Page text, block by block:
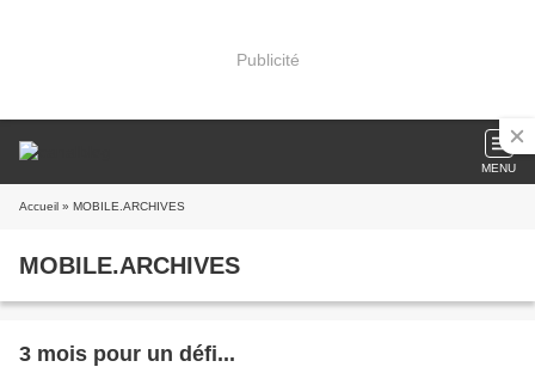
Publicité
MENU
Accueil » MOBILE.ARCHIVES
MOBILE.ARCHIVES
3 mois pour un défi...